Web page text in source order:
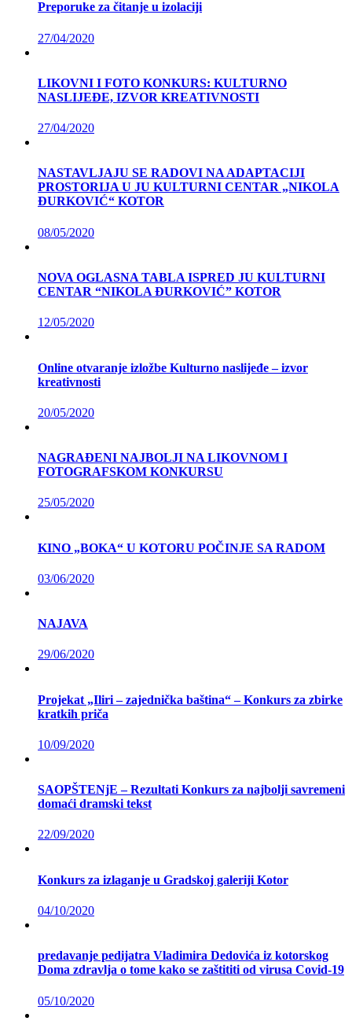
Preporuke za čitanje u izolaciji
27/04/2020
LIKOVNI I FOTO KONKURS: KULTURNO
NASLIJEĐE, IZVOR KREATIVNOSTI
27/04/2020
NASTAVLJAJU SE RADOVI NA ADAPTACIJI
PROSTORIJA U JU KULTURNI CENTAR „NIKOLA
ĐURKOVIĆ“ KOTOR
08/05/2020
NOVA OGLASNA TABLA ISPRED JU KULTURNI
CENTAR “NIKOLA ĐURKOVIĆ” KOTOR
12/05/2020
Online otvaranje izložbe Kulturno naslijeđe – izvor
kreativnosti
20/05/2020
NAGRAĐENI NAJBOLJI NA LIKOVNOM I
FOTOGRAFSKOM KONKURSU
25/05/2020
KINO „BOKA“ U KOTORU POČINJE SA RADOM
03/06/2020
NAJAVA
29/06/2020
Projekat „Iliri – zajednička baština“ – Konkurs za zbirke
kratkih priča
10/09/2020
SAOPŠTENjE – Rezultati Konkurs za najbolji savremeni
domaći dramski tekst
22/09/2020
Konkurs za izlaganje u Gradskoj galeriji Kotor
04/10/2020
predavanje pedijatra Vladimira Dedovića iz kotorskog
Doma zdravlja o tome kako se zaštititi od virusa Covid-19
05/10/2020